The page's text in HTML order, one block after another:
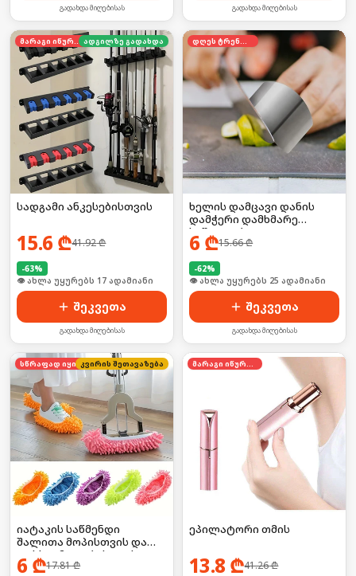
გადახდა მიღებისას გადახდა მიღებისას
მარაგი იწურება ადგილზე გადახდა
სადგამი ანკესებისთვის
15.6 ₾41.92₾
-63%
🛒 ბოლო 24სთ-ში იყიდა 23-მა
შეკვეთა
გადახდა მიღებისას
ხელის დამცავი დანის
დამჭერი დამხმარე
საშუალება
6 ₾15.66₾
-62%
🛒 ბოლო 24სთ-ში იყიდა 39-მა
შეკვეთა
გადახდა მიღებისას
სწრაფად იყიდება
კვირის შეთავაზება
იატაკის საწმენდი
შალითა მოპისთვის და
ფეხსაცმელებისთვის 2ც
6 ₾17.81₾
ეპილატორი თმის
13.8 ₾41.26₾